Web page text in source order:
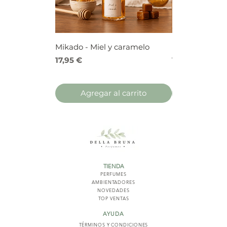
Mikado - Miel y caramelo
Precio
17,95 €
Agregar al carrito
Precio
17,95 €
TIENDA
PERFUMES
AMBIENTADORES
NOVEDADES
TOP VENTAS
AYUDA
TÉRMINOS Y CONDICIONES